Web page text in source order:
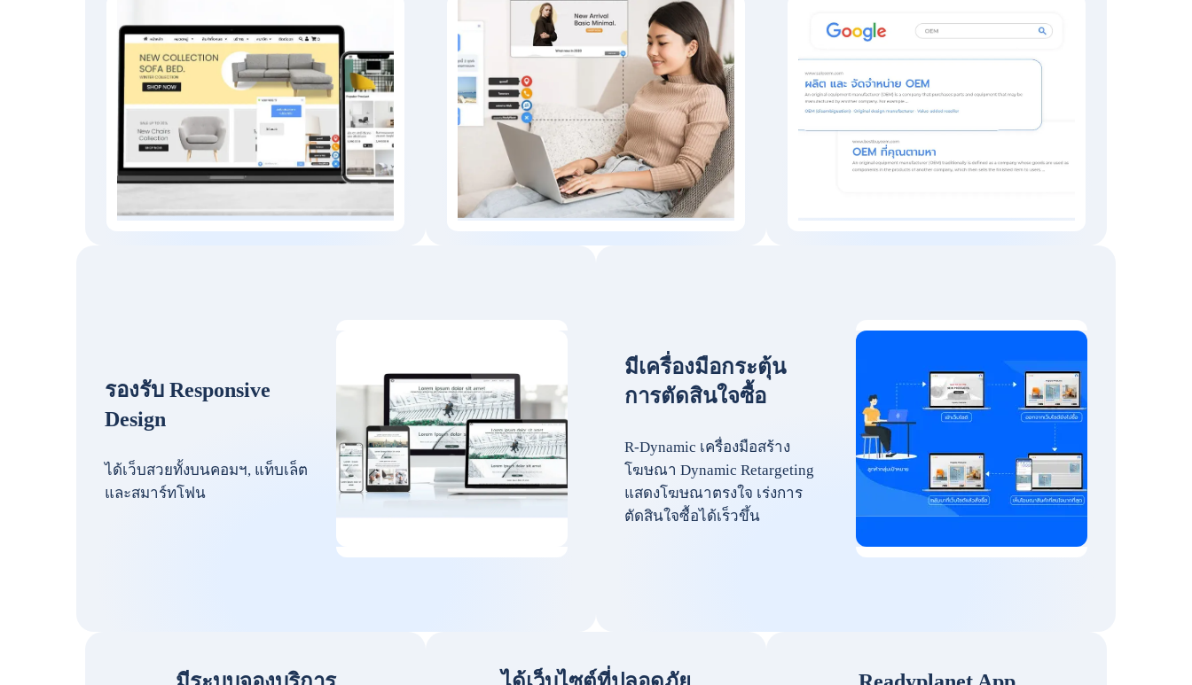
รองรับ Responsive
Design
ได้เว็บสวยทั้งบนคอมฯ, แท็บเล็ต
และสมาร์ทโฟน
มีเครื่องมือกระตุ้น
การตัดสินใจซื้อ
R-Dynamic เครื่องมือสร้าง
โฆษณา Dynamic Retargeting
แสดงโฆษณาตรงใจ เร่งการ
ตัดสินใจซื้อได้เร็วขึ้น